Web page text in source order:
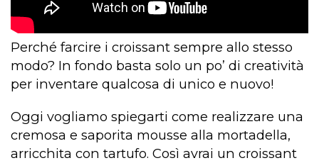
Perché farcire i croissant sempre allo stesso
modo? In fondo basta solo un po’ di creatività
per inventare qualcosa di unico e nuovo!
Oggi vogliamo spiegarti come realizzare una
cremosa e saporita mousse alla mortadella,
arricchita con tartufo. Così avrai un croissant